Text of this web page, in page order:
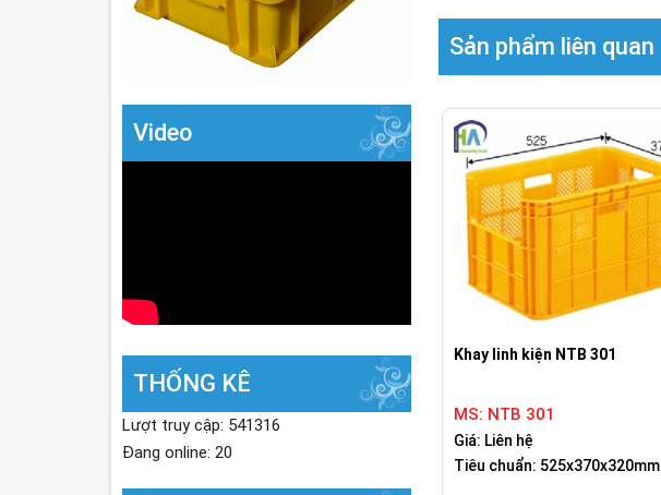
Sản phẩm liên quan
Khay linh kiện NTB 301
MS: NTB 301
Giá: Liên hệ
Tiêu chuẩn: 525x370x320mm
Video
THỐNG KÊ
Lượt truy cập: 541316
Đang online: 20